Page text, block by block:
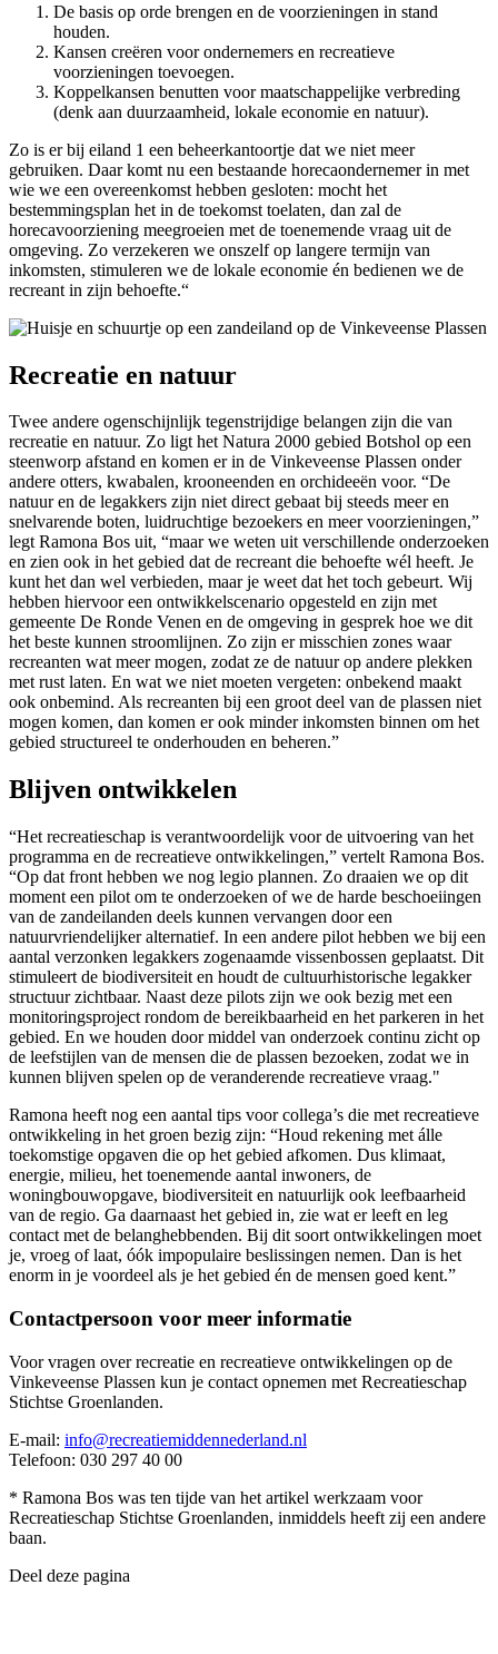
De basis op orde brengen en de voorzieningen in stand
houden.
Kansen creëren voor ondernemers en recreatieve
voorzieningen toevoegen.
Koppelkansen benutten voor maatschappelijke verbreding
(denk aan duurzaamheid, lokale economie en natuur).
Zo is er bij eiland 1 een beheerkantoortje dat we niet meer
gebruiken. Daar komt nu een bestaande horecaondernemer in met
wie we een overeenkomst hebben gesloten: mocht het
bestemmingsplan het in de toekomst toelaten, dan zal de
horecavoorziening meegroeien met de toenemende vraag uit de
omgeving. Zo verzekeren we onszelf op langere termijn van
inkomsten, stimuleren we de lokale economie én bedienen we de
recreant in zijn behoefte.“
Recreatie en natuur
Twee andere ogenschijnlijk tegenstrijdige belangen zijn die van
recreatie en natuur. Zo ligt het Natura 2000 gebied Botshol op een
steenworp afstand en komen er in de Vinkeveense Plassen onder
andere otters, kwabalen, krooneenden en orchideeën voor. “De
natuur en de legakkers zijn niet direct gebaat bij steeds meer en
snelvarende boten, luidruchtige bezoekers en meer voorzieningen,”
legt Ramona Bos uit, “maar we weten uit verschillende onderzoeken
en zien ook in het gebied dat de recreant die behoefte wél heeft. Je
kunt het dan wel verbieden, maar je weet dat het toch gebeurt. Wij
hebben hiervoor een ontwikkelscenario opgesteld en zijn met
gemeente De Ronde Venen en de omgeving in gesprek hoe we dit
het beste kunnen stroomlijnen. Zo zijn er misschien zones waar
recreanten wat meer mogen, zodat ze de natuur op andere plekken
met rust laten. En wat we niet moeten vergeten: onbekend maakt
ook onbemind. Als recreanten bij een groot deel van de plassen niet
mogen komen, dan komen er ook minder inkomsten binnen om het
gebied structureel te onderhouden en beheren.”
Blijven ontwikkelen
“Het recreatieschap is verantwoordelijk voor de uitvoering van het
programma en de recreatieve ontwikkelingen,” vertelt Ramona Bos.
“Op dat front hebben we nog legio plannen. Zo draaien we op dit
moment een pilot om te onderzoeken of we de harde beschoeiingen
van de zandeilanden deels kunnen vervangen door een
natuurvriendelijker alternatief. In een andere pilot hebben we bij een
aantal verzonken legakkers zogenaamde vissenbossen geplaatst. Dit
stimuleert de biodiversiteit en houdt de cultuurhistorische legakker
structuur zichtbaar. Naast deze pilots zijn we ook bezig met een
monitoringsproject rondom de bereikbaarheid en het parkeren in het
gebied. En we houden door middel van onderzoek continu zicht op
de leefstijlen van de mensen die de plassen bezoeken, zodat we in
kunnen blijven spelen op de veranderende recreatieve vraag."
Ramona heeft nog een aantal tips voor collega’s die met recreatieve
ontwikkeling in het groen bezig zijn: “Houd rekening met álle
toekomstige opgaven die op het gebied afkomen. Dus klimaat,
energie, milieu, het toenemende aantal inwoners, de
woningbouwopgave, biodiversiteit en natuurlijk ook leefbaarheid
van de regio. Ga daarnaast het gebied in, zie wat er leeft en leg
contact met de belanghebbenden. Bij dit soort ontwikkelingen moet
je, vroeg of laat, óók impopulaire beslissingen nemen. Dan is het
enorm in je voordeel als je het gebied én de mensen goed kent.”
Contactpersoon voor meer informatie
Voor vragen over recreatie en recreatieve ontwikkelingen op de
Vinkeveense Plassen kun je contact opnemen met Recreatieschap
Stichtse Groenlanden.
E-mail: info@recreatiemiddennederland.nl
Telefoon: 030 297 40 00
* Ramona Bos was ten tijde van het artikel werkzaam voor
Recreatieschap Stichtse Groenlanden, inmiddels heeft zij een andere
baan.
Deel deze pagina